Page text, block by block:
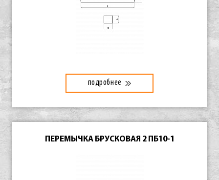
подробнее
ПЕРЕМЫЧКА БРУСКОВАЯ 2 ПБ10-1